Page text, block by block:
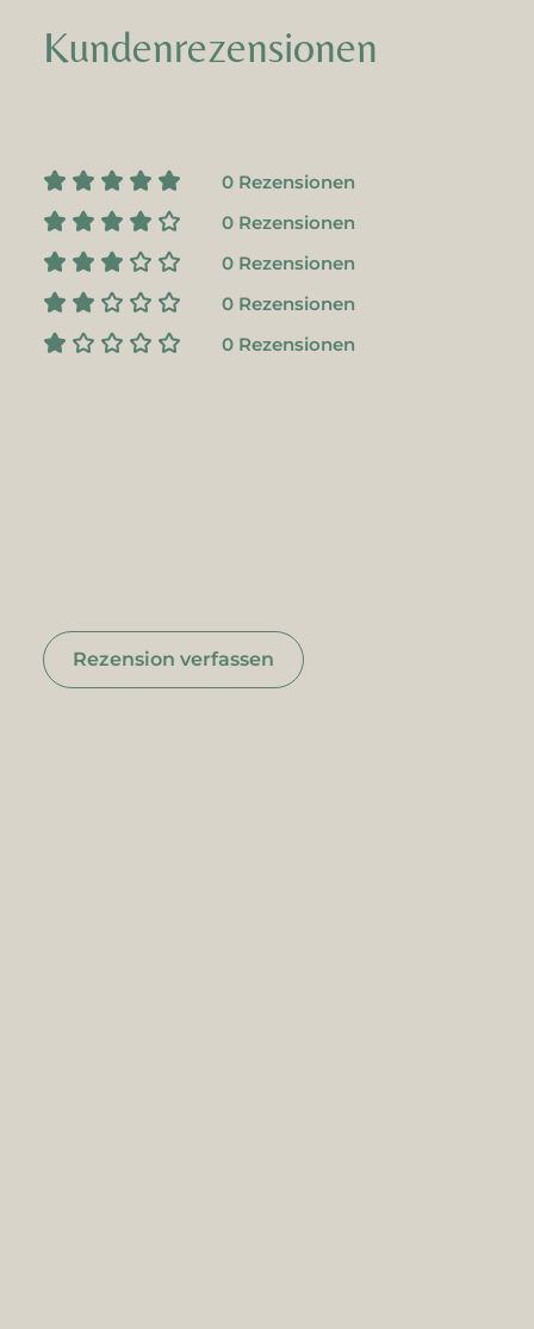
Kundenrezensionen
0 Rezensionen
0 Rezensionen
0 Rezensionen
0 Rezensionen
0 Rezensionen
Rezension verfassen